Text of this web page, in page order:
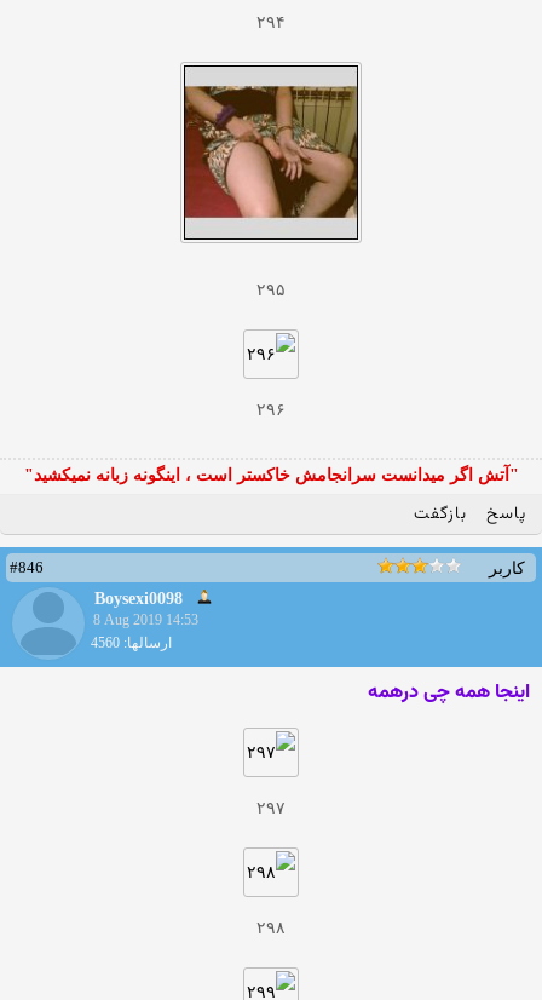
۲۹۴
۲۹۵
۲۹۶
"آتش اگر ميدانست سرانجامش خاكستر است ، اينگونه زبانه نميكشيد"
پاسخ بازگفت
کاربر
#846
Boysexi0098
8 Aug 2019 14:53
ارسالها: 4560
اینجا همه چی درهمه
۲۹۷
۲۹۸